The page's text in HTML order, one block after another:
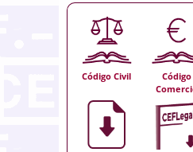
Código Civil
Código